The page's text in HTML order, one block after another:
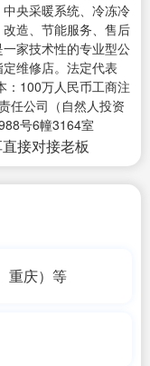
央采暖系统、冷冻冷
造、节能服务、售后
家技术性的专业型公
维修店。法定代表
：100万人民币工商注
任公司（自然人投资
号6幢3164室
接对接老板
重庆）等